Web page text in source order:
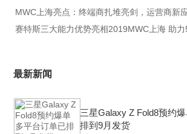
MWC上海亮点：终端商扎堆亮剑，运营商新
赛特斯三大能力优势亮相2019MWC上海 助力
最新新闻
三星Galaxy Z Fold8预约
排到9月发货